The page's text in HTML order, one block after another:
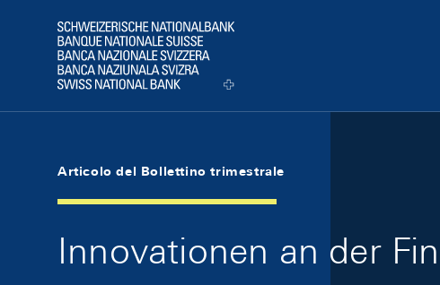
Logo
Articolo del Bollettino trimestrale
Innovationen an der